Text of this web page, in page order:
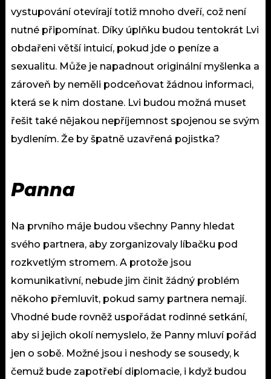
vystupování otevírají totiž mnoho dveří, což není
nutné připomínat. Díky úplňku budou tentokrát Lvi
obdařeni větší intuicí, pokud jde o peníze a
sexualitu. Může je napadnout originální myšlenka a
zároveň by neměli podceňovat žádnou informaci,
která se k nim dostane. Lvi budou možná muset
řešit také nějakou nepříjemnost spojenou se svým
bydlením. Že by špatně uzavřená pojistka?
Panna
Na prvního máje budou všechny Panny hledat
svého partnera, aby zorganizovaly líbačku pod
rozkvetlým stromem. A protože jsou
komunikativní, nebude jim činit žádný problém
někoho přemluvit, pokud samy partnera nemají.
Vhodné bude rovněž uspořádat rodinné setkání,
aby si jejich okolí nemyslelo, že Panny mluví pořád
jen o sobě. Možné jsou i neshody se sousedy, k
čemuž bude zapotřebí diplomacie, i když budou